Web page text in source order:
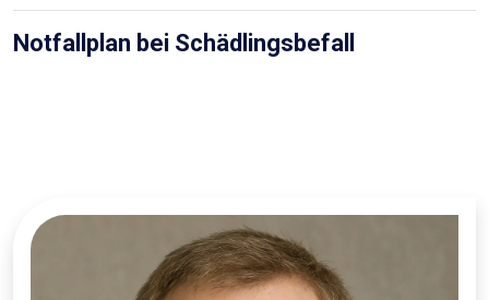
Notfallplan bei Schädlingsbefall